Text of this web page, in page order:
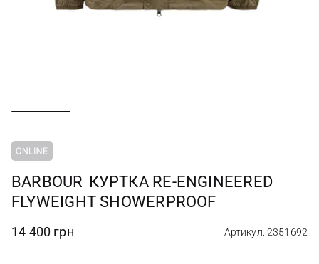
BARBOUR КУРТКА RE-ENGINEERED
FLYWEIGHT SHOWERPROOF
14 400 грн Артикул: 2351692